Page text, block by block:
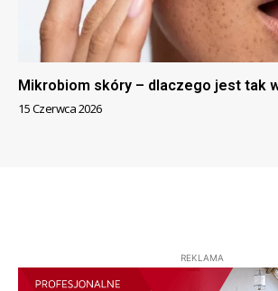
Mikrobiom skóry – dlaczego jest tak
15 Czerwca 2026
REKLAMA